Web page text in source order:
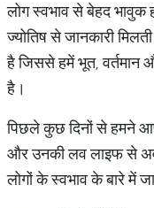
लोग स्वभाव से बेहद भावुक
ज्योतिष से जानकारी
है जिससे हमें भूत, वर्तमान
है।
पिछले कुछ दिनों से हमने
और उनकी लव लाइफ से
लोगों के स्वभाव के बारे में